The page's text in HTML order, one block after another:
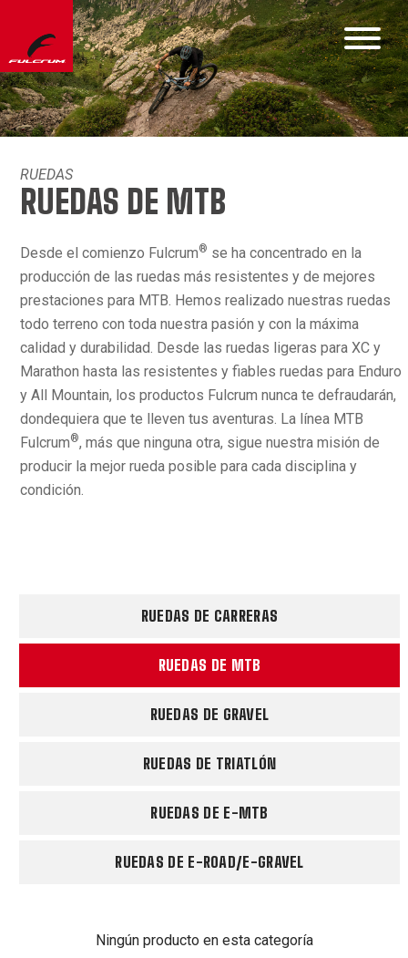
RUEDAS
RUEDAS DE MTB
Desde el comienzo Fulcrum® se ha concentrado en la
producción de las ruedas más resistentes y de mejores
prestaciones para MTB. Hemos realizado nuestras ruedas
todo terreno con toda nuestra pasión y con la máxima
calidad y durabilidad. Desde las ruedas ligeras para XC y
Marathon hasta las resistentes y fiables ruedas para Enduro
y All Mountain, los productos Fulcrum nunca te defraudarán,
dondequiera que te lleven tus aventuras. La línea MTB
Fulcrum®, más que ninguna otra, sigue nuestra misión de
producir la mejor rueda posible para cada disciplina y
condición.
RUEDAS DE CARRERAS
RUEDAS DE MTB
RUEDAS DE GRAVEL
RUEDAS DE TRIATLÓN
RUEDAS DE E-MTB
RUEDAS DE E-ROAD/E-GRAVEL
Ningún producto en esta categoría